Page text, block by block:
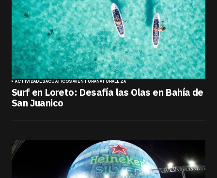
ACTIVIDADESACUÁTICOSAVENTURANATURALEZA
Surf en Loreto: Desafía las Olas en Bahía de
San Juanico